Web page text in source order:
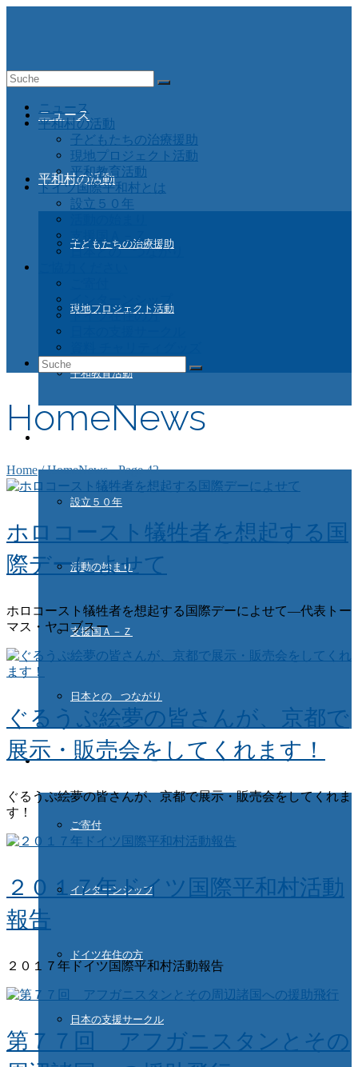
ニュース
平和村の活動
子どもたちの治療援助
現地プロジェクト活動
平和教育活動
設立５０年
活動の始まり
支援国Ａ－Ｚ
日本との つながり
ご協力ください
ご寄付
インターンシップ
ドイツ在住の方
日本の支援サークル
Suche
ニュース
平和村の活動
子どもたちの治療援助
現地プロジェクト活動
平和教育活動
ドイツ国際平和村とは
設立５０年
支援国Ａ－Ｚ
日本との つながり
インターンシップ
ドイツ在住の方
Suche
nach:
HomeNews
Home / HomeNews- Page 42
ホロコースト犠牲者を想起する国
際デーによせて
ホロコースト犠牲者を想起する国際デーによせて―代表トー
マス・ヤコブスー
ぐるうぷ絵夢の皆さんが、京都で
展示・販売会をしてくれます！
ぐるうぷ絵夢の皆さんが、京都で展示・販売会をしてくれま
す！
２０１７年ドイツ国際平和村活動
報告
２０１７年ドイツ国際平和村活動報告
第７７回 アフガニスタンとその